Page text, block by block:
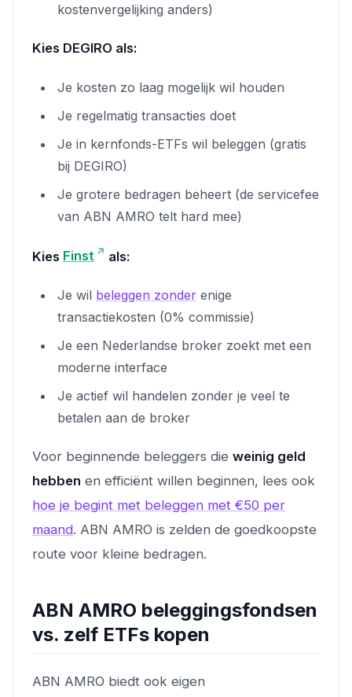
kostenvergelijking anders)
Kies DEGIRO als:
Je kosten zo laag mogelijk wil houden
Je regelmatig transacties doet
Je in kernfonds-ETFs wil beleggen (gratis
bij DEGIRO)
Je grotere bedragen beheert (de servicefee
van ABN AMRO telt hard mee)
Kies Finst als:
Je wil beleggen zonder enige
transactiekosten (0% commissie)
Je een Nederlandse broker zoekt met een
moderne interface
Je actief wil handelen zonder je veel te
betalen aan de broker
Voor beginnende beleggers die weinig geld
hebben en efficiënt willen beginnen, lees ook
hoe je begint met beleggen met €50 per
maand. ABN AMRO is zelden de goedkoopste
route voor kleine bedragen.
ABN AMRO beleggingsfondsen
vs. zelf ETFs kopen
ABN AMRO biedt ook eigen